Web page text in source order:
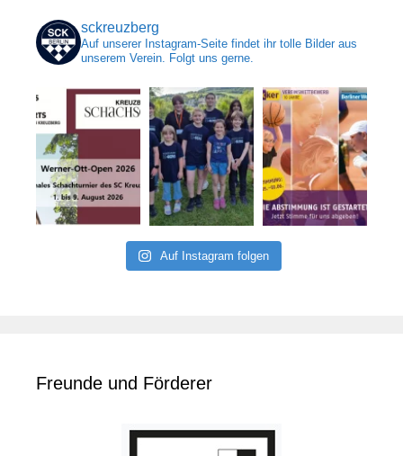
sckreuzberg
Auf unserer Instagram-Seite findet ihr tolle Bilder aus
unserem Verein. Folgt uns gerne.
Auf Instagram folgen
Freunde und Förderer